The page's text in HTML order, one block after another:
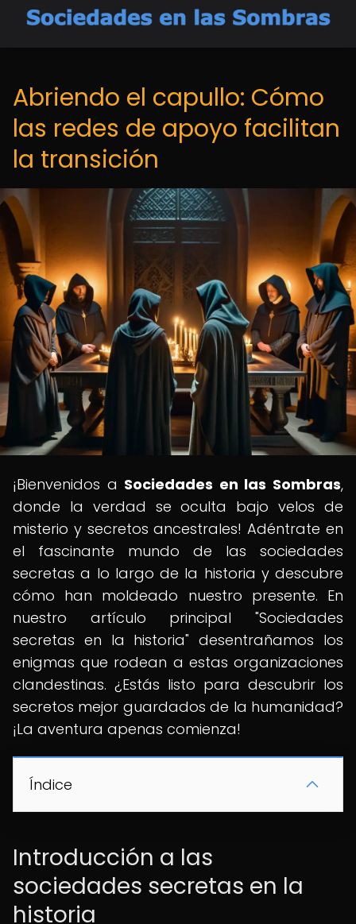
Abriendo el capullo: Cómo
las redes de apoyo facilitan
la transición
¡Bienvenidos a Sociedades en las Sombras,
donde la verdad se oculta bajo velos de
misterio y secretos ancestrales! Adéntrate en
el fascinante mundo de las sociedades
secretas a lo largo de la historia y descubre
cómo han moldeado nuestro presente. En
nuestro artículo principal "Sociedades
secretas en la historia" desentrañamos los
enigmas que rodean a estas organizaciones
clandestinas. ¿Estás listo para descubrir los
secretos mejor guardados de la humanidad?
¡La aventura apenas comienza!
Índice
Introducción a las
sociedades secretas en la
historia